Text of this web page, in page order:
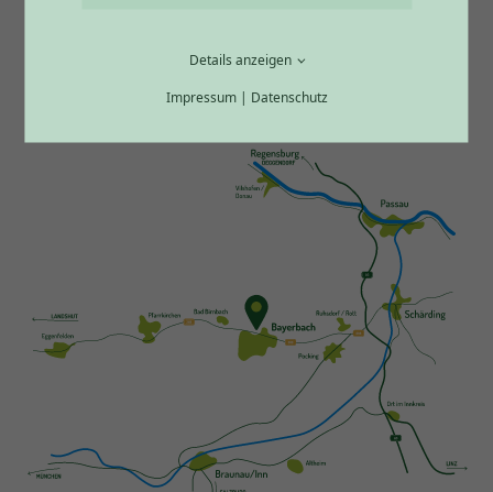
Details anzeigen
Impressum| Datenschutz